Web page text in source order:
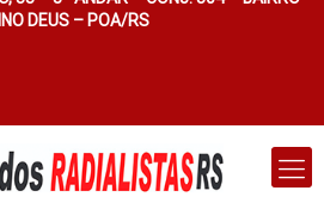
DEUS – POA/RS